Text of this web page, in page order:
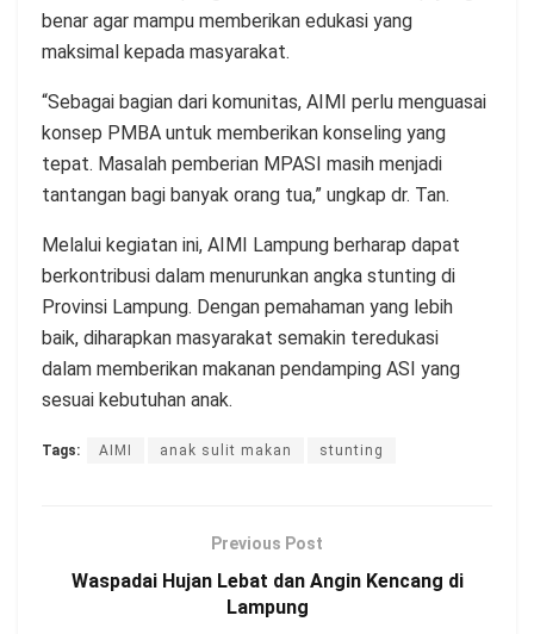
benar agar mampu memberikan edukasi yang
maksimal kepada masyarakat.
“Sebagai bagian dari komunitas, AIMI perlu menguasai
konsep PMBA untuk memberikan konseling yang
tepat. Masalah pemberian MPASI masih menjadi
tantangan bagi banyak orang tua,” ungkap dr. Tan.
Melalui kegiatan ini, AIMI Lampung berharap dapat
berkontribusi dalam menurunkan angka stunting di
Provinsi Lampung. Dengan pemahaman yang lebih
baik, diharapkan masyarakat semakin teredukasi
dalam memberikan makanan pendamping ASI yang
sesuai kebutuhan anak.
Tags: AIMI anak sulit makan stunting
Previous Post
Waspadai Hujan Lebat dan Angin Kencang di
Lampung